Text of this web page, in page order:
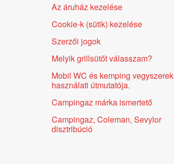
Az áruház kezelése
Cookie-k (sütik) kezelése
Szerzői jogok
Melyik grillsütőt válasszam?
Mobil WC és kemping vegyszerek
használati útmutatója.
Campingaz márka ismertető
Campingaz, Coleman, Sevylor
disztribúció